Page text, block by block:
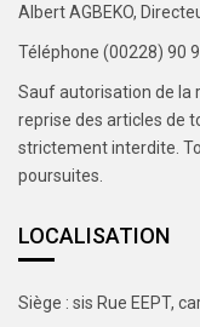
Albert AGBEKO,
Téléphone (00228) 90
Sauf autorisation de la
reprise des articles de
strictement interdite.
poursuites.
LOCALISATION
Siège : sis Rue EEPT,